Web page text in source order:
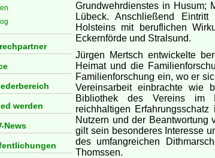
werden
News
Grundwehrdienstes in Husum;
Lübeck. Anschließend
Holsteins mit beruflichen
Eckernförde und Stralsund.
Jürgen Mertsch entwickelte
Heimat und die
Familienforschung ein, wo er
Vereinsarbeit einbrachte wie
Bibliothek des Vereins im
reichhaltigen
Nutzern und der Beantwortung
gilt sein besonderes Interesse
des umfangreichen
Thomssen.